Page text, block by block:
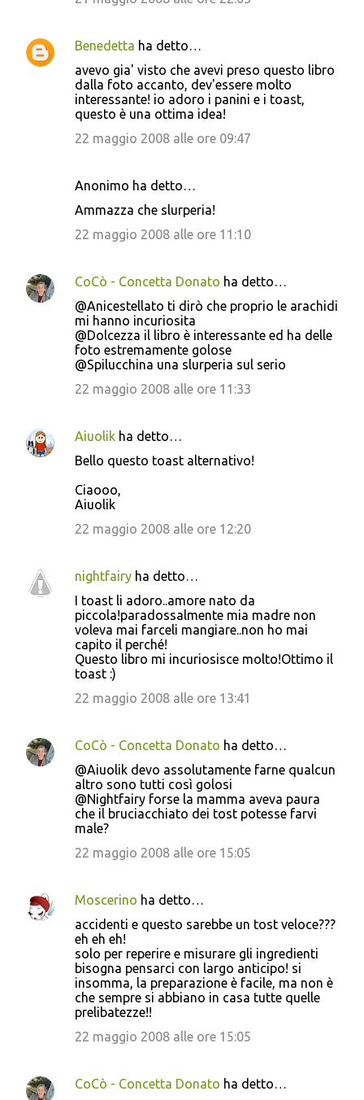
Benedetta ha detto…
avevo gia' visto che avevi preso questo libro
dalla foto accanto, dev'essere molto
interessante! io adoro i panini e i toast,
questo è una ottima idea!
22 maggio 2008 alle ore 09:47
Anonimo ha detto…
Ammazza che slurperia!
22 maggio 2008 alle ore 11:10
CoCò - Concetta Donato ha detto…
@Anicestellato ti dirò che proprio le arachidi
mi hanno incuriosita
@Dolcezza il libro è interessante ed ha delle
foto estremamente golose
@Spilucchina una slurperia sul serio
22 maggio 2008 alle ore 11:33
Aiuolik ha detto…
Bello questo toast alternativo!
Ciaooo,
Aiuolik
22 maggio 2008 alle ore 12:20
nightfairy ha detto…
I toast li adoro..amore nato da
piccola!paradossalmente mia madre non
voleva mai farceli mangiare..non ho mai
capito il perché!
Questo libro mi incuriosisce molto!Ottimo il
toast :)
22 maggio 2008 alle ore 13:41
CoCò - Concetta Donato ha detto…
@Aiuolik devo assolutamente farne qualcun
altro sono tutti così golosi
@Nightfairy forse la mamma aveva paura
che il bruciacchiato dei tost potesse farvi
male?
22 maggio 2008 alle ore 15:05
Moscerino ha detto…
accidenti e questo sarebbe un tost veloce???
eh eh eh!
solo per reperire e misurare gli ingredienti
bisogna pensarci con largo anticipo! si
insomma, la preparazione è facile, ma non è
che sempre si abbiano in casa tutte quelle
prelibatezze!!
22 maggio 2008 alle ore 15:05
CoCò - Concetta Donato ha detto…